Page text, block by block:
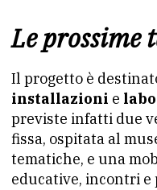
Le prossime
Il progetto è
installazioni e
previste infatti due
fissa, ospitata al
tematiche, e una
educative, incontri